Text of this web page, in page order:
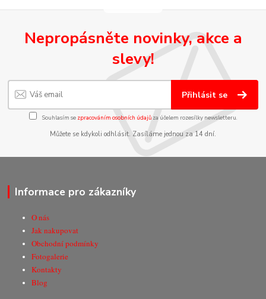
Nepropásněte novinky, akce a
slevy!
Přihlásit se
Souhlasím se zpracováním osobních údajůza účelem rozesílky newsletteru.
Můžete se kdykoli odhlásit. Zasíláme jednou za 14 dní.
Informace pro zákazníky
O nás
Jak nakupovat
Obchodní podmínky
Fotogalerie
Kontakty
Blog